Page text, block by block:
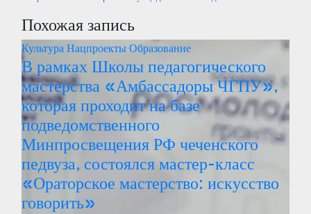
Похожая запись
Культура НацпроектыОбразование
В рамках Школы педагогического
мастерства «Амбассадоры ЧГПУ»,
которая проходит на базе
подведомственного
Минпросвещения РФ чеченского
педвуза, состоялся мастер-класс
«Ораторское мастерство: искусство
говорить»